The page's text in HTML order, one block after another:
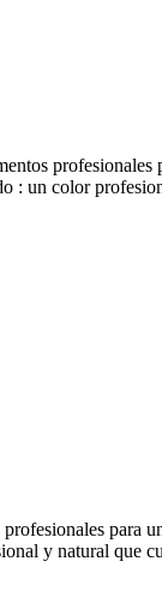
: un color
para
y natural que